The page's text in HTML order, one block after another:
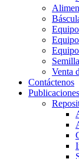
Venta
Contáctenos
Publicaciones